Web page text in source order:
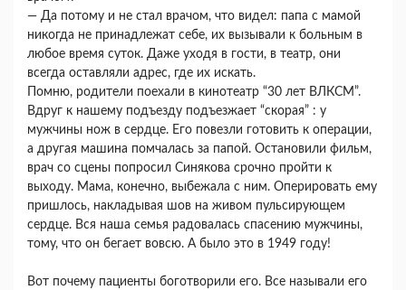
— Да потому и не стал врачом, что видел: папа с мамой
никогда не принадлежат себе, их вызывали к больным в
любое время суток. Даже уходя в гости, в театр, они
всегда оставляли адрес, где их искать.
Помню, родители поехали в кинотеатр “30 лет ВЛКСМ”.
Вдруг к нашему подъезду подъезжает “скорая” : у
мужчины нож в сердце. Его повезли готовить к операции,
а другая машина помчалась за папой. Остановили фильм,
врач со сцены попросил Синякова срочно пройти к
выходу. Мама, конечно, выбежала с ним. Оперировать ему
пришлось, накладывая шов на живом пульсирующем
сердце. Вся наша семья радовалась спасению мужчины,
тому, что он бегает вовсю. А было это в 1949 году!
Вот почему пациенты боготворили его. Все называли его